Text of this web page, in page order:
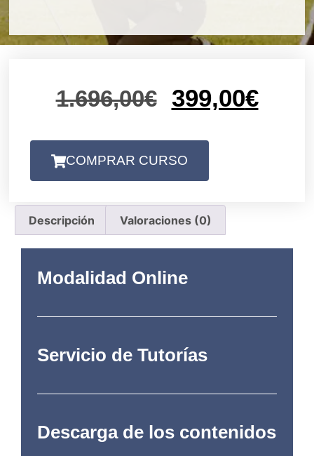
1.696,00€ 399,00€
COMPRAR CURSO
Descripción Valoraciones (0)
Modalidad Online
Servicio de Tutorías
Descarga de los contenidos